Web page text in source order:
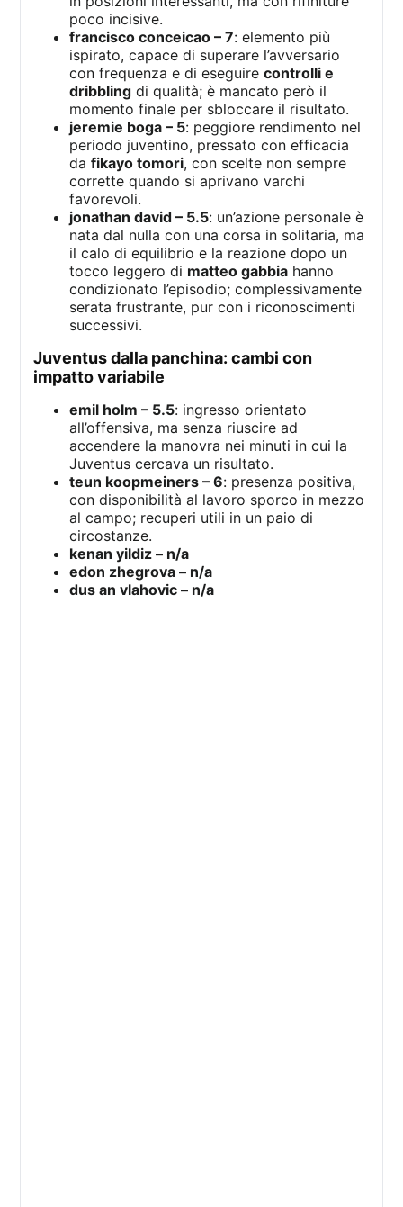
poco incisive.
francisco conceicao – 7: elemento più
ispirato, capace di superare l’avversario
con frequenza e di eseguirecontrolli e
dribbling di qualità; è mancato però il
momento finale per sbloccare il risultato.
jeremie boga – 5: peggiore rendimento nel
periodo juventino, pressato con efficacia
dafikayo tomori, con scelte non sempre
corrette quando si aprivano varchi
favorevoli.
jonathan david – 5.5: un’azione personale è
nata dal nulla con una corsa in solitaria, ma
il calo di equilibrio e la reazione dopo un
tocco leggero di matteo gabbia hanno
condizionato l’episodio; complessivamente
serata frustrante, pur con i riconoscimenti
successivi.
juventus dalla panchina: cambi con
impatto variabile
emil holm – 5.5: ingresso orientato
all’offensiva, ma senza riuscire ad
accendere la manovra nei minuti in cui la
Juventus cercava un risultato.
teun koopmeiners – 6: presenza positiva,
con disponibilità al lavoro sporco in mezzo
al campo; recuperi utili in un paio di
circostanze.
kenan yildiz – n/a
edon zhegrova – n/a
dus an vlahovic – n/a